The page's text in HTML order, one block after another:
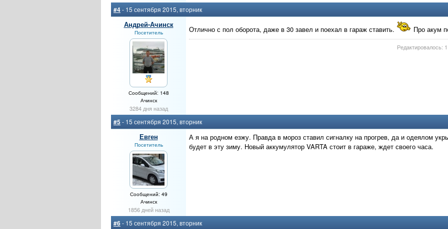
#4- 15 сентября 2015, вторник
Андрей-Ачинск
Посетитель
Сообщений: 148
Ачинск
3284 дня назад
Отлично с пол оборота, даже в 30 завел и поехал в гараж ставить. Про акум
Редактировалось:
#5 - 15 сентября 2015, вторник
Евген
Посетитель
Сообщений: 49
Ачинск
1856 дней назад
А я на родном езжу. Правда в мороз ставил сигналку на прогрев, да и одеялом
будет в эту зиму. Новый аккумулятор VARTA стоит в гараже, ждет своего часа.
#6- 15 сентября 2015, вторник